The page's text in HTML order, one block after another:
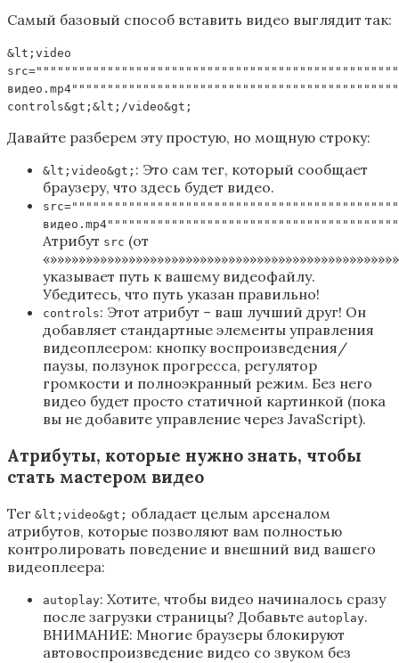
Самый базовый способ вставить видео выглядит так:
&lt;video
controls&gt;&lt;/video&gt;
Давайте разберем эту простую, но мощную строку:
&lt;video&gt; : Это сам тег, который сообщает
браузеру, что здесь будет видео.
Атрибут src (от
указывает путь к вашему видеофайлу.
Убедитесь, что путь указан правильно!
controls: Этот атрибут – ваш лучший друг! Он
добавляет стандартные элементы управления
видеоплеером: кнопку воспроизведения/
паузы, ползунок прогресса, регулятор
громкости и полноэкранный режим. Без него
видео будет просто статичной картинкой (пока
вы не добавите управление через JavaScript).
Атрибуты, которые нужно знать, чтобы
стать мастером видео
Тег &lt;video&gt; обладает целым арсеналом
атрибутов, которые позволяют вам полностью
контролировать поведение и внешний вид вашего
видеоплеера:
autoplay: Хотите, чтобы видео начиналось сразу
после загрузки страницы? Добавьте autoplay.
ВНИМАНИЕ: Многие браузеры блокируют
автовоспроизведение видео со звуком без